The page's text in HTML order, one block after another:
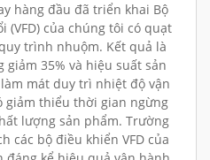
hàng đầu đã triển khai Bộ
của chúng tôi có quạt
trình nhuộm. Kết quả là
35% và hiệu suất sản
mát duy trì nhiệt độ vận
giảm thiểu thời gian ngừng
lượng sản phẩm. Trường
các bộ điều khiển VFD của